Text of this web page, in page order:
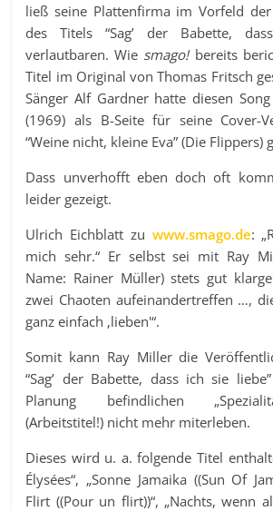
ließ seine Plattenfirma im Vorfeld
des Titels “Sag’ der Babette,
verlautbaren. Wie smago!bereits
Titel im Original von Thomas Fritsch
Sänger Alf Gardner hatte diesen
(1969) als B-Seite für seine Cover-
“Weine nicht, kleine Eva” (Die Flippers)
Dass unverhofft eben doch oft
leider gezeigt.
Ulrich Eichblatt zu www.smago.de:
mich sehr.“ Er selbst sei mit Ray
Name: Rainer Müller) stets gut
zwei Chaoten aufeinandertreffen …,
ganz einfach ‚lieben'“.
Somit kann Ray Miller die
“Sag’ der Babette, dass ich sie
Planung befindlichen
(Arbeitstitel!) nicht mehr miterleben.
Dieses wird u. a. folgende Titel
Élysées“, „Sonne Jamaika ((Sun Of
Flirt ((Pour un flirt))“, „Nachts, wenn